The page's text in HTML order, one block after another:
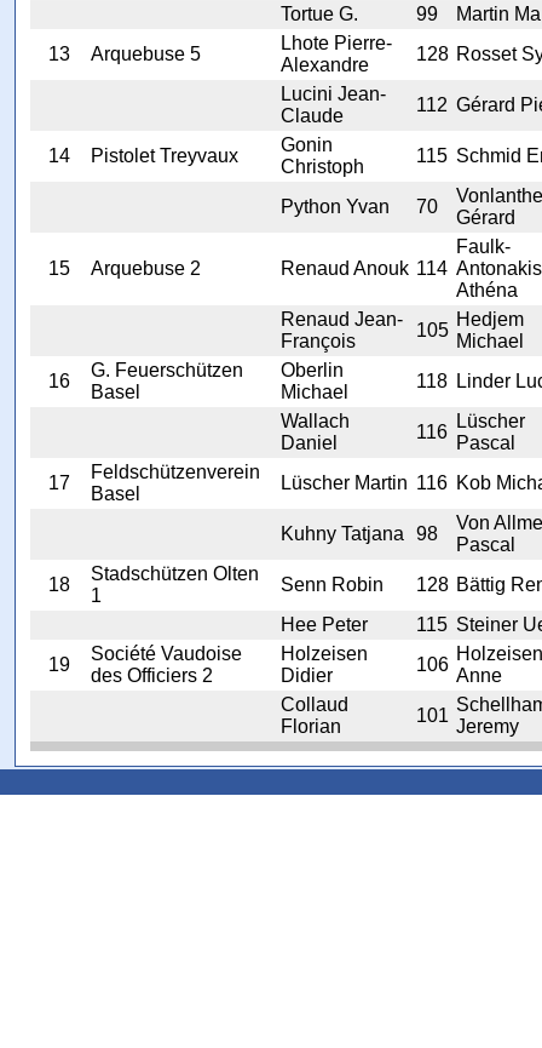
Tortue G.
99
Martin
13
Arquebuse 5
Lhote Pierre-
Alexandre
128 Rosset
Lucini Jean-
Claude
112 Gérard
14 Pistolet Treyvaux
Gonin
Christoph
115 Schmid
Python Yvan 70
Gérard
15 Arquebuse 2 Renaud Anouk 114
Faulk-
Antonakis
Athéna
Renaud Jean-
François
105
Hedjem
Michael
16
G. Feuerschützen
Basel
Oberlin
Michael
118 Linder
Wallach
Daniel
116
Lüscher
Pascal
17
Feldschützenverein
Basel
Lüscher Martin 116 Kob
Kuhny Tatjana 98
Von
Pascal
18
Stadschützen Olten
1
Senn Robin 128 Bättig
Hee Peter
115 Steiner
19
Société Vaudoise
des Officiers 2
Holzeisen
Didier
106
Holzeisen
Anne
Collaud
Florian
101
Jeremy